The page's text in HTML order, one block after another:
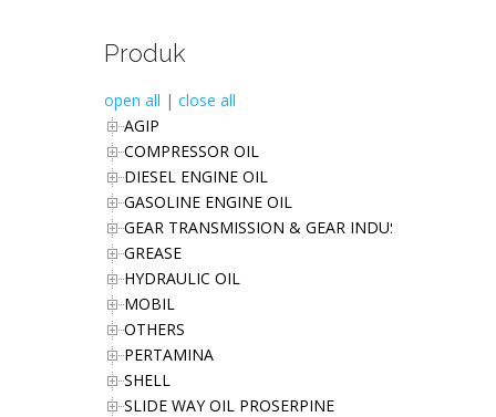
Produk
open all | close all
AGIP
COMPRESSOR OIL
DIESEL ENGINE OIL
GASOLINE ENGINE OIL
GEAR TRANSMISSION & GEAR INDUSTRIES OIL
GREASE
HYDRAULIC OIL
MOBIL
OTHERS
PERTAMINA
SHELL
SLIDE WAY OIL PROSERPINE